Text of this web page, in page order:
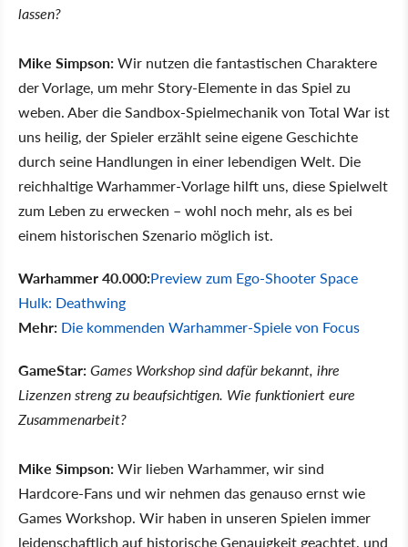
lassen?
Mike Simpson:Wir nutzen die fantastischen Charaktere
der Vorlage, um mehr Story-Elemente in das Spiel zu
weben. Aber die Sandbox-Spielmechanik von Total War ist
uns heilig, der Spieler erzählt seine eigene Geschichte
durch seine Handlungen in einer lebendigen Welt. Die
reichhaltige Warhammer-Vorlage hilft uns, diese Spielwelt
zum Leben zu erwecken – wohl noch mehr, als es bei
einem historischen Szenario möglich ist.
Warhammer 40.000:Preview zum Ego-Shooter Space
Hulk: Deathwing
Mehr: Die kommenden Warhammer-Spiele von Focus
GameStar:Games Workshop sind dafür bekannt, ihre
Lizenzen streng zu beaufsichtigen. Wie funktioniert eure
Zusammenarbeit?
Mike Simpson:Wir lieben Warhammer, wir sind
Hardcore-Fans und wir nehmen das genauso ernst wie
Games Workshop. Wir haben in unseren Spielen immer
leidenschaftlich auf historische Genauigkeit geachtet, und